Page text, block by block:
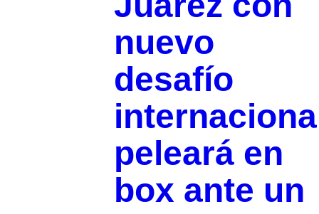
nuevo
desafío
peleará en
box ante un